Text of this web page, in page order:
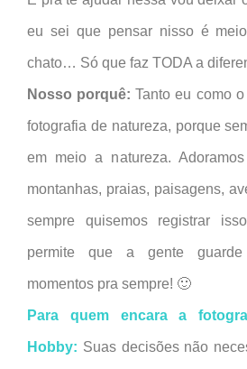
eu sei que pensar nisso é
chato… Só que faz TODA a
Nosso porquê: Tanto eu como
fotografia de natureza, porque
em meio a natureza.
montanhas, praias, paisagens,
sempre quisemos registrar
permite que a gente
momentos pra sempre! 🙂
Para quem encara a
Hobby: Suas decisões não